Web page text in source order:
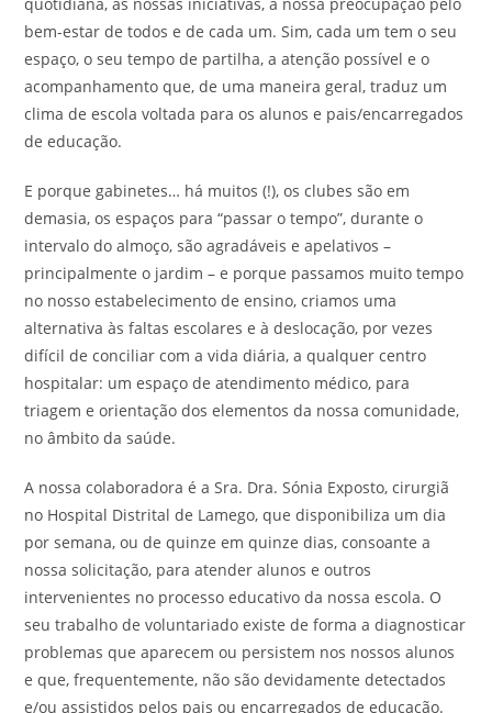
bem-estar de todos e de cada um. Sim, cada um tem o seu
espaço, o seu tempo de partilha, a atenção possível e o
acompanhamento que, de uma maneira geral, traduz um
clima de escola voltada para os alunos e pais/encarregados
de educação.
E porque gabinetes… há muitos (!), os clubes são em
demasia, os espaços para “passar o tempo”, durante o
intervalo do almoço, são agradáveis e apelativos –
principalmente o jardim – e porque passamos muito tempo
no nosso estabelecimento de ensino, criamos uma
alternativa às faltas escolares e à deslocação, por vezes
difícil de conciliar com a vida diária, a qualquer centro
hospitalar: um espaço de atendimento médico, para
triagem e orientação dos elementos da nossa comunidade,
no âmbito da saúde.
A nossa colaboradora é a Sra. Dra. Sónia Exposto, cirurgiã
no Hospital Distrital de Lamego, que disponibiliza um dia
por semana, ou de quinze em quinze dias, consoante a
nossa solicitação, para atender alunos e outros
intervenientes no processo educativo da nossa escola. O
seu trabalho de voluntariado existe de forma a diagnosticar
problemas que aparecem ou persistem nos nossos alunos
e que, frequentemente, não são devidamente detectados
e/ou assistidos pelos pais ou encarregados de educação.